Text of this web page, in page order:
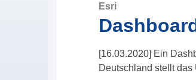
Esri
[16.03.2020] Ein
Deutschland stellt